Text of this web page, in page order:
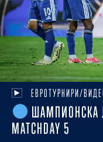
ЕВРОТУРНИРИ/
ШАМПИОНСКА
MATCHDAY 5